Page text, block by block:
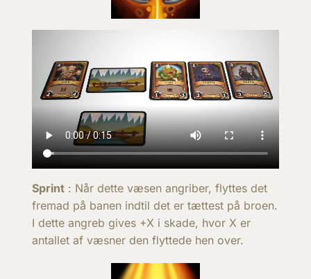
Sprint : Når dette væsen angriber, flyttes det
fremad på banen indtil det er tættest på broen.
I dette angreb gives +X i skade, hvor X er
antallet af væsner den flyttede hen over.